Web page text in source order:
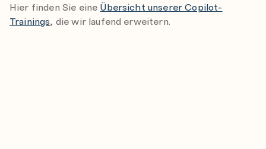
Hier finden Sie eine Übersicht unserer Copilot-
Trainings, die wir laufend erweitern.